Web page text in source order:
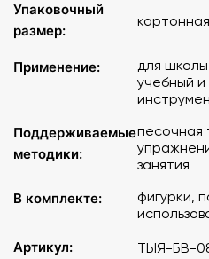
Фигурки удобно держать в
стоят на подставках.
делает хранение и
особенно для выездных
Упаковочный
размер:
Применение:
для
учебный и
Поддерживаемые
методики:
песочная
занятия
В комплекте:
фигурки,
Артикул:
ТЫЯ-БВ-